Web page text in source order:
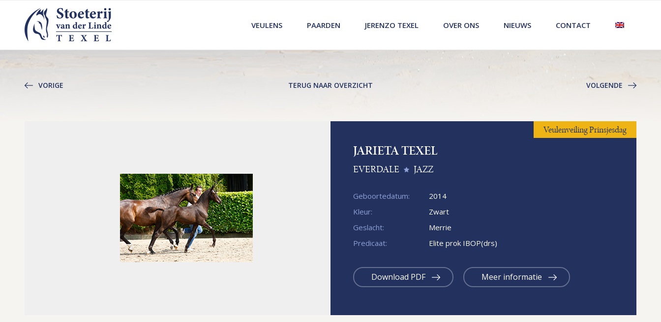
VEULENS PAARDEN JERENZO TEXEL OVER ONS NIEUWS CONTACT
VORIGE TERUG NAAR OVERZICHT VOLGENDE
Veulenveiling Prinsjesdag
JARIETA TEXEL
EVERDALE JAZZ
Geboortedatum:
2014
Kleur:
Zwart
Geslacht:
Merrie
Predicaat:
Elite prok IBOP(drs)
Download PDF Meer informatie